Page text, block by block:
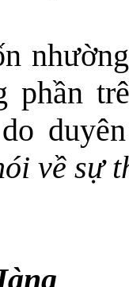
phần
về sự